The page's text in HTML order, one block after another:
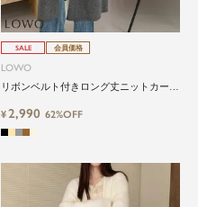
SALE 会員価格
LOWO
リボンベルト付きロング丈ニットカーデ
¥2,990 62%OFF